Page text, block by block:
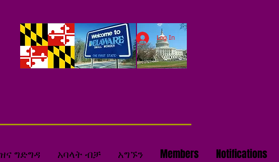
Log In
ግድግዳ አባላት ብቻ አግኙን Members Notifications